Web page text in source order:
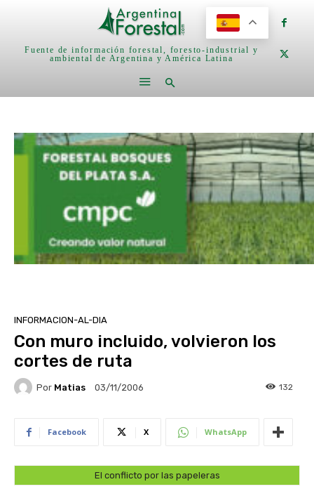
Fuente de información forestal, foresto-industrial y
ambiental de Argentina y América Latina
INFORMACION-AL-DIA
Con muro incluido, volvieron los
cortes de ruta
Por Matias 03/11/2006 132
Facebook X WhatsApp
El conflicto por las papeleras